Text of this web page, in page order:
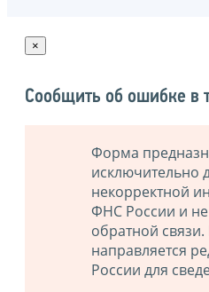
×
Сообщить об ошибке в
Форма
исключительно
некорректной
ФНС России и
обратной
направляется
России для